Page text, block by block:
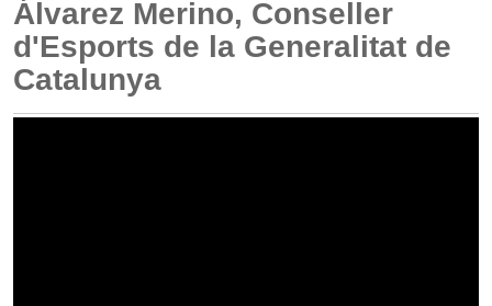
Álvarez Merino, Conseller
d'Esports de la Generalitat de
Catalunya